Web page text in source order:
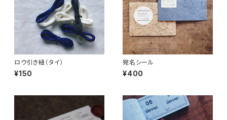
ロウ引き紐（タイ）
¥150
宛名シール
¥400